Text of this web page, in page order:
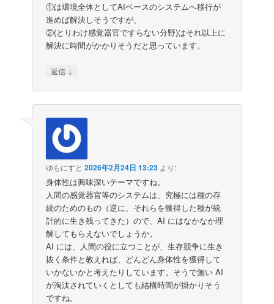
①は環境全体としてAIベースのシステムへ移行が
進めば解決しそうですが、
②(とりわけ感覚器官ですらない分野)はそれ以上に
解決に時間がかかりそうだと思っています。
返信 ↓
ゆもにすと 2026年2月24日 13:23 より:
身体性は興味深いテーマですね。
人間の感覚器官等のシステムは、究極には種の存
続のためのもの（逆に、それらを獲得した種が統
計的に生き残ってきた）ので、AI にはなかなか理
解してもらえないでしょうか。
AI には、人間の役に立つことが、生存競争に生き
抜く条件と教えれば、どんどん身体性を獲得して
いかないかと考えたりしています。そうで無い AI
が淘汰されていくとしても結構時間が掛かりそう
ですね。